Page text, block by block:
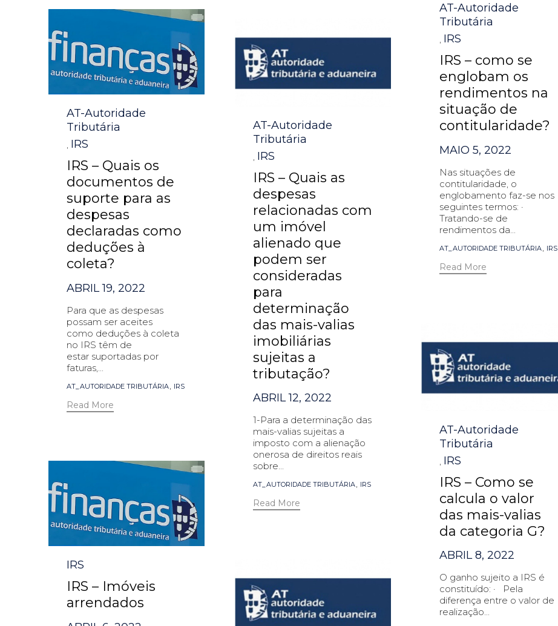
Category
AT-Autoridade
Tributária
, IRS
IRS – como se
englobam os
rendimentos na
situação de
contitularidade?
MAIO 5, 2022
Nas situações de
contitularidade, o
englobamento faz-se nos
seguintes termos: ·
Tratando-se de
rendimentos da...
Tags
AT_AUTORIDADE TRIBUTÁRIA, IRS
Read More
Category
AT-Autoridade
Tributária
, IRS
IRS – Quais os
documentos de
suporte para as
despesas
declaradas como
deduções à
coleta?
ABRIL 19, 2022
Para que as despesas
possam ser aceites
como deduções à coleta
no IRS têm de
estar suportadas por
faturas,...
Tags
AT_AUTORIDADE TRIBUTÁRIA, IRS
Read More
Category
AT-Autoridade
Tributária
IRS
IRS – Quais as
despesas
relacionadas com
um imóvel
alienado que
podem ser
consideradas
para
determinação
das mais-valias
imobiliárias
sujeitas a
tributação?
ABRIL 12, 2022
1-Para a determinação das
mais-valias sujeitas a
imposto com a alienação
onerosa de direitos reais
sobre...
Tags
AT_AUTORIDADE TRIBUTÁRIA, IRS
Read More
Category
AT-Autoridade
Tributária
IRS
IRS – Como se
calcula o valor
das mais-valias
da categoria G?
ABRIL 8, 2022
O ganho sujeito a IRS é
constituído: · Pela
diferença entre o valor de
realização...
Category
IRS
IRS – Imóveis
arrendados